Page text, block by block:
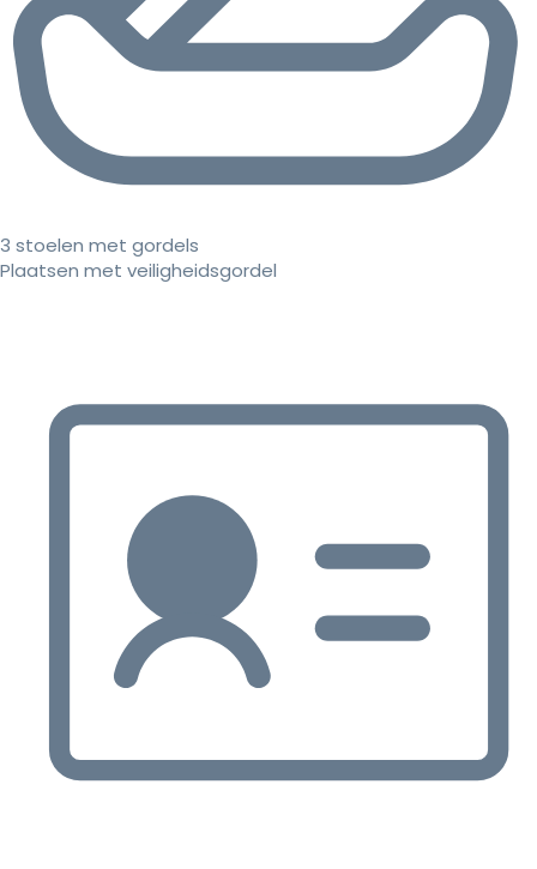
3 stoelen met gordels
Plaatsen met veiligheidsgordel